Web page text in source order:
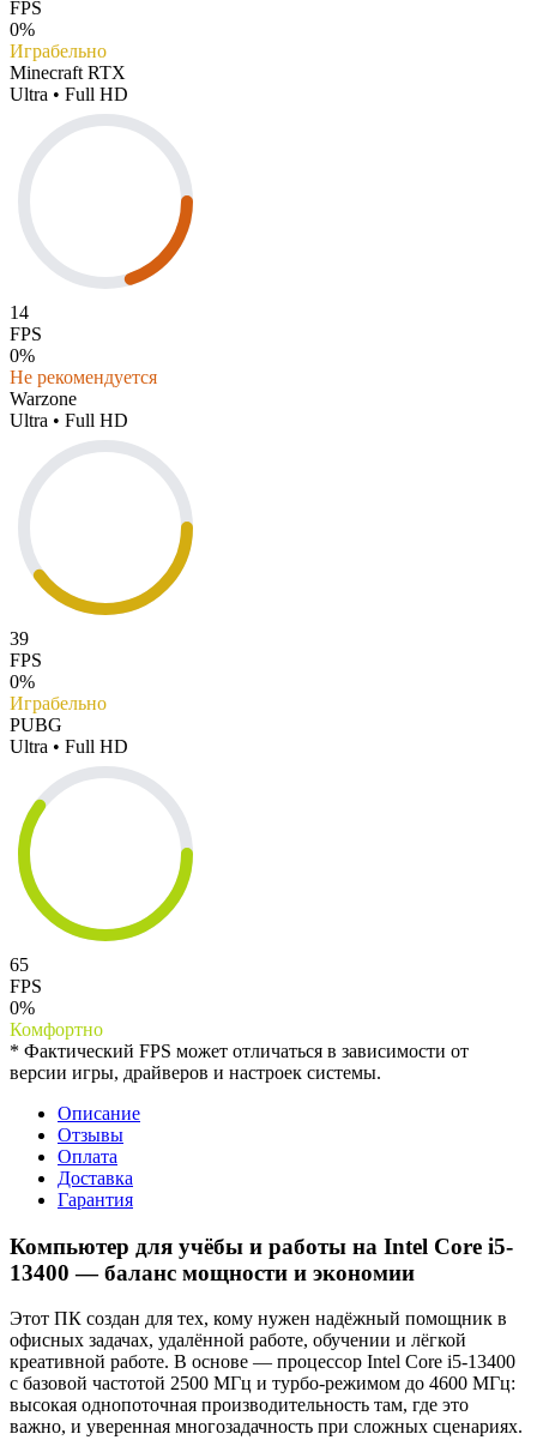
FPS
0%
Играбельно
Minecraft RTX
Ultra • Full HD
14
FPS
0%
Не рекомендуется
Warzone
Ultra • Full HD
39
FPS
0%
Играбельно
PUBG
Ultra • Full HD
65
FPS
0%
Комфортно
* Фактический FPS может отличаться в зависимости от
версии игры, драйверов и настроек системы.
Описание
Отзывы
Оплата
Доставка
Гарантия
Компьютер для учёбы и работы на Intel Core i5-
13400 — баланс мощности и экономии
Этот ПК создан для тех, кому нужен надёжный помощник в
офисных задачах, удалённой работе, обучении и лёгкой
креативной работе. В основе — процессор Intel Core i5-13400
с базовой частотой 2500 МГц и турбо-режимом до 4600 МГц:
высокая однопоточная производительность там, где это
важно, и уверенная многозадачность при сложных сценариях.